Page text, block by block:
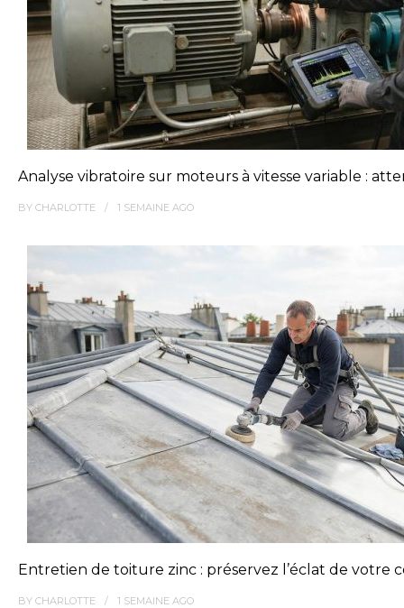
Analyse vibratoire sur moteurs à vitesse variable :
BY CHARLOTTE 1 SEMAINE AGO
Entretien de toiture zinc : préservez l’éclat de votre
BY CHARLOTTE 1 SEMAINE AGO